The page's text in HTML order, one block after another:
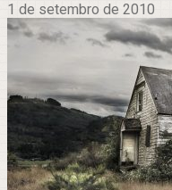
1 de setembro de 2010